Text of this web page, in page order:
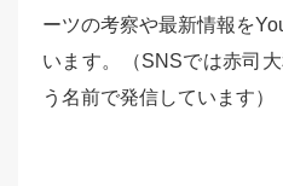
ーツの考察や最新情報を
います。（SNSでは赤司
う名前で発信しています）